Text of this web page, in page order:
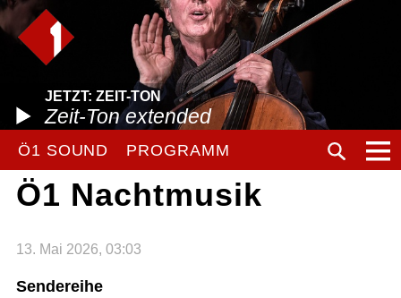
JETZT: ZEIT-TON
Zeit-Ton extended
Ö1 SOUND PROGRAMM
Ö1 Nachtmusik
13. Mai 2026, 03:03
Sendereihe